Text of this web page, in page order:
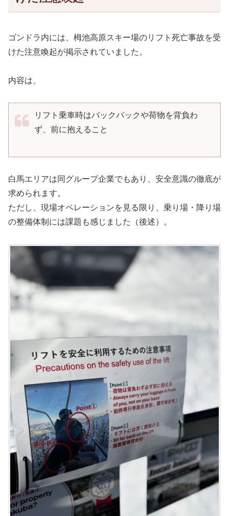
ゴンドラ内には、栂池高原スキー場のリフト死亡事故を受
けた注意喚起が掲示されていました。
内容は、
リフト乗車時はバックパックや荷物を背負わ
ず、前に抱えること
白馬エリアは同グループ企業でもあり、安全意識の徹底が
求められます。
ただし、現場オペレーションを見る限り、乗り場・降り場
の整備体制には課題も感じました（後述）。